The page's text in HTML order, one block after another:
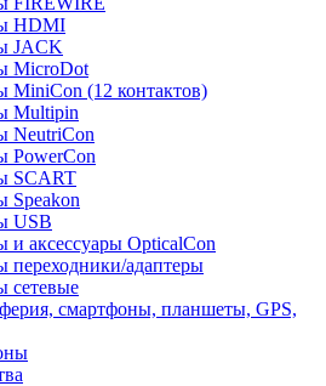
HDMI
JACK
MicroDot
MiniCon (12 контактов)
Multipin
NeutriCon
PowerCon
SCART
Speakon
USB
и аксессуары OpticalCon
переходники/адаптеры
сетевые
смартфоны, планшеты, GPS,